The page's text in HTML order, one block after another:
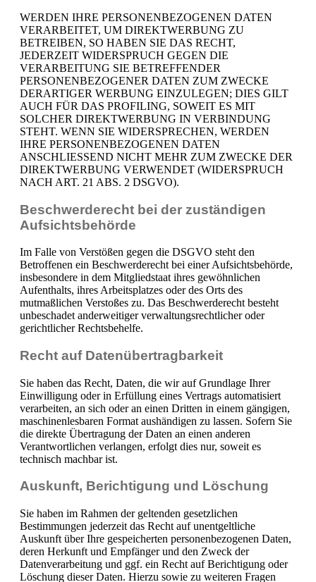
WERDEN IHRE PERSONENBEZOGENEN DATEN
VERARBEITET, UM DIREKTWERBUNG ZU
BETREIBEN, SO HABEN SIE DAS RECHT,
JEDERZEIT WIDERSPRUCH GEGEN DIE
VERARBEITUNG SIE BETREFFENDER
PERSONENBEZOGENER DATEN ZUM ZWECKE
DERARTIGER WERBUNG EINZULEGEN; DIES GILT
AUCH FÜR DAS PROFILING, SOWEIT ES MIT
SOLCHER DIREKTWERBUNG IN VERBINDUNG
STEHT. WENN SIE WIDERSPRECHEN, WERDEN
IHRE PERSONENBEZOGENEN DATEN
ANSCHLIESSEND NICHT MEHR ZUM ZWECKE DER
DIREKTWERBUNG VERWENDET (WIDERSPRUCH
NACH ART. 21 ABS. 2 DSGVO).
Beschwerde­recht bei der zuständigen
Aufsichts­behörde
Im Falle von Verstößen gegen die DSGVO steht den
Betroffenen ein Beschwerderecht bei einer Aufsichtsbehörde,
insbesondere in dem Mitgliedstaat ihres gewöhnlichen
Aufenthalts, ihres Arbeitsplatzes oder des Orts des
mutmaßlichen Verstoßes zu. Das Beschwerderecht besteht
unbeschadet anderweitiger verwaltungsrechtlicher oder
gerichtlicher Rechtsbehelfe.
Recht auf Daten­übertrag­barkeit
Sie haben das Recht, Daten, die wir auf Grundlage Ihrer
Einwilligung oder in Erfüllung eines Vertrags automatisiert
verarbeiten, an sich oder an einen Dritten in einem gängigen,
maschinenlesbaren Format aushändigen zu lassen. Sofern Sie
die direkte Übertragung der Daten an einen anderen
Verantwortlichen verlangen, erfolgt dies nur, soweit es
technisch machbar ist.
Auskunft, Berichtigung und Löschung
Sie haben im Rahmen der geltenden gesetzlichen
Bestimmungen jederzeit das Recht auf unentgeltliche
Auskunft über Ihre gespeicherten personenbezogenen Daten,
deren Herkunft und Empfänger und den Zweck der
Datenverarbeitung und ggf. ein Recht auf Berichtigung oder
Löschung dieser Daten. Hierzu sowie zu weiteren Fragen